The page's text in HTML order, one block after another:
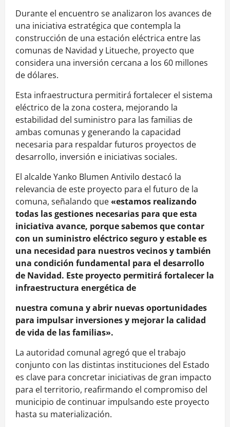
Durante el encuentro se analizaron los avances de
una iniciativa estratégica que contempla la
construcción de una estación eléctrica entre las
comunas de Navidad y Litueche, proyecto que
considera una inversión cercana a los 60 millones
de dólares.
Esta infraestructura permitirá fortalecer el sistema
eléctrico de la zona costera, mejorando la
estabilidad del suministro para las familias de
ambas comunas y generando la capacidad
necesaria para respaldar futuros proyectos de
desarrollo, inversión e iniciativas sociales.
El alcalde Yanko Blumen Antivilo destacó la
relevancia de este proyecto para el futuro de la
comuna, señalando que«estamos realizando
todas las gestiones necesarias para que esta
iniciativa avance, porque sabemos que contar
con un suministro eléctrico seguro y estable es
una necesidad para nuestros vecinos y también
una condición fundamental para el desarrollo
de Navidad. Este proyecto permitirá fortalecer la
infraestructura energética de
nuestra comuna y abrir nuevas oportunidades
para impulsar inversiones y mejorar la calidad
de vida de las familias».
La autoridad comunal agregó que el trabajo
conjunto con las distintas instituciones del Estado
es clave para concretar iniciativas de gran impacto
para el territorio, reafirmando el compromiso del
municipio de continuar impulsando este proyecto
hasta su materialización.